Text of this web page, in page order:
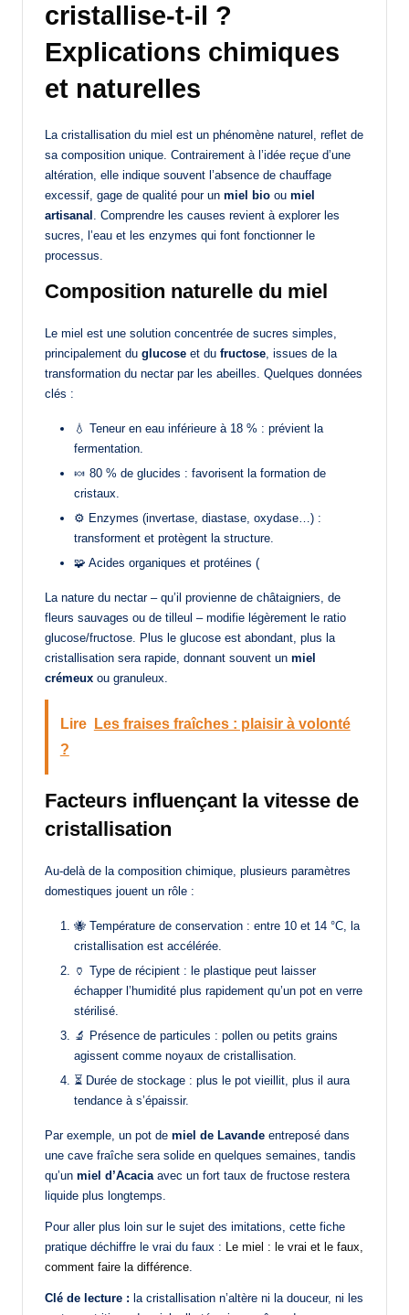
cristallise-t-il ?
Explications chimiques
et naturelles
La cristallisation du miel est un phénomène naturel, reflet de
sa composition unique. Contrairement à l’idée reçue d’une
altération, elle indique souvent l’absence de chauffage
excessif, gage de qualité pour un miel bio ou miel
artisanal . Comprendre les causes revient à explorer les
sucres, l’eau et les enzymes qui font fonctionner le
processus.
Composition naturelle du miel
Le miel est une solution concentrée de sucres simples,
principalement du glucose et du fructose, issues de la
transformation du nectar par les abeilles. Quelques données
clés :
💧 Teneur en eau inférieure à 18 % : prévient la
fermentation.
🍬 80 % de glucides : favorisent la formation de
cristaux.
⚙️ Enzymes (invertase, diastase, oxydase…) :
transforment et protègent la structure.
🧩 Acides organiques et protéines (
La nature du nectar – qu’il provienne de châtaigniers, de
fleurs sauvages ou de tilleul – modifie légèrement le ratio
glucose/fructose. Plus le glucose est abondant, plus la
cristallisation sera rapide, donnant souvent un miel
crémeux ou granuleux.
Lire
Les fraises fraîches : plaisir à volonté
?
Facteurs influençant la vitesse de
cristallisation
Au-delà de la composition chimique, plusieurs paramètres
domestiques jouent un rôle :
🐝 Température de conservation : entre 10 et 14 °C, la
cristallisation est accélérée.
🏺 Type de récipient : le plastique peut laisser
échapper l’humidité plus rapidement qu’un pot en verre
stérilisé.
🔬 Présence de particules : pollen ou petits grains
agissent comme noyaux de cristallisation.
⏳ Durée de stockage : plus le pot vieillit, plus il aura
tendance à s’épaissir.
Par exemple, un pot de miel de Lavande entreposé dans
une cave fraîche sera solide en quelques semaines, tandis
qu’un miel d’Acaciaavec un fort taux de fructose restera
liquide plus longtemps.
Pour aller plus loin sur le sujet des imitations, cette fiche
pratique déchiffre le vrai du faux : Le miel : le vrai et le faux,
comment faire la différence.
Clé de lecture : la cristallisation n’altère ni la douceur, ni les